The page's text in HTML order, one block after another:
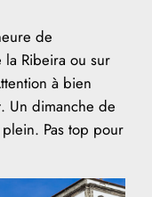
de
Ribeira ou sur
à bien
Un dimanche de
Pas top pour